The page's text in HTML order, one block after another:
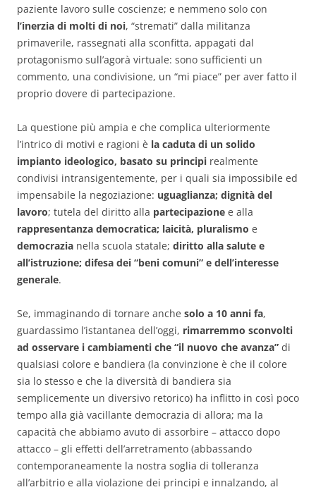
paziente lavoro sulle coscienze; e nemmeno solo con
l’inerzia di molti di noi, “stremati” dalla militanza
primaverile, rassegnati alla sconfitta, appagati dal
protagonismo sull’agorà virtuale: sono sufficienti un
commento, una condivisione, un “mi piace” per aver fatto il
proprio dovere di partecipazione.
La questione più ampia e che complica ulteriormente
l’intrico di motivi e ragioni è la caduta di un solido
impianto ideologico, basato su principi realmente
condivisi intransigentemente, per i quali sia impossibile ed
impensabile la negoziazione: uguaglianza; dignità del
lavoro; tutela del diritto alla partecipazione e alla
rappresentanza democratica; laicità, pluralismo e
democrazia nella scuola statale; diritto alla salute e
all’istruzione; difesa dei “beni comuni” e dell’interesse
generale.
Se, immaginando di tornare anche solo a 10 anni fa,
guardassimo l’istantanea dell’oggi, rimarremmo sconvolti
ad osservare i cambiamenti che “il nuovo che avanza” di
qualsiasi colore e bandiera (la convinzione è che il colore
sia lo stesso e che la diversità di bandiera sia
semplicemente un diversivo retorico) ha inflitto in così poco
tempo alla già vacillante democrazia di allora; ma la
capacità che abbiamo avuto di assorbire – attacco dopo
attacco – gli effetti dell’arretramento (abbassando
contemporaneamente la nostra soglia di tolleranza
all’arbitrio e alla violazione dei principi e innalzando, al